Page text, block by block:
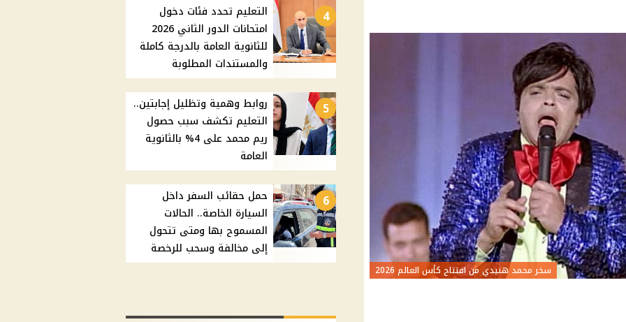
سخر محمد هنيدي من افتتاح كأس العالم 2026
4
التعليم تحدد فئات دخول
امتحانات الدور الثاني 2026
للثانوية العامة بالدرجة كاملة
والمستندات المطلوبة
5
روابط وهمية وتظليل إجابتين..
التعليم تكشف سبب حصول
ريم محمد على 4% بالثانوية
العامة
6
حمل حقائب السفر داخل
السيارة الخاصة.. الحالات
المسموح بها ومتى تتحول
إلى مخالفة وسحب للرخصة